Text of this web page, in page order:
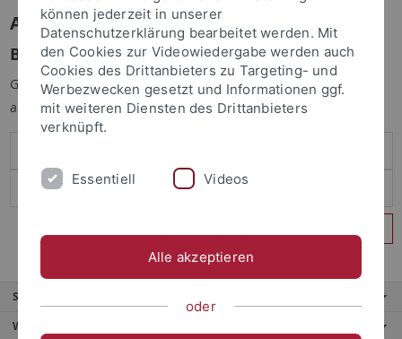
Anmelden
Benutzeranmeldung
Geben Sie Ihren Benutzernamen und Ihr Passwort an um sich
anzumelden:
Service
Weitere Angebote
können jederzeit in unserer
Datenschutzerklärung bearbeitet werden. Mit
den Cookies zur Videowiedergabe werden auch
Cookies des Drittanbieters zu Targeting- und
Werbezwecken gesetzt und Informationen ggf.
mit weiteren Diensten des Drittanbieters
verknüpft.
Essentiell Videos
Alle akzeptieren
oder